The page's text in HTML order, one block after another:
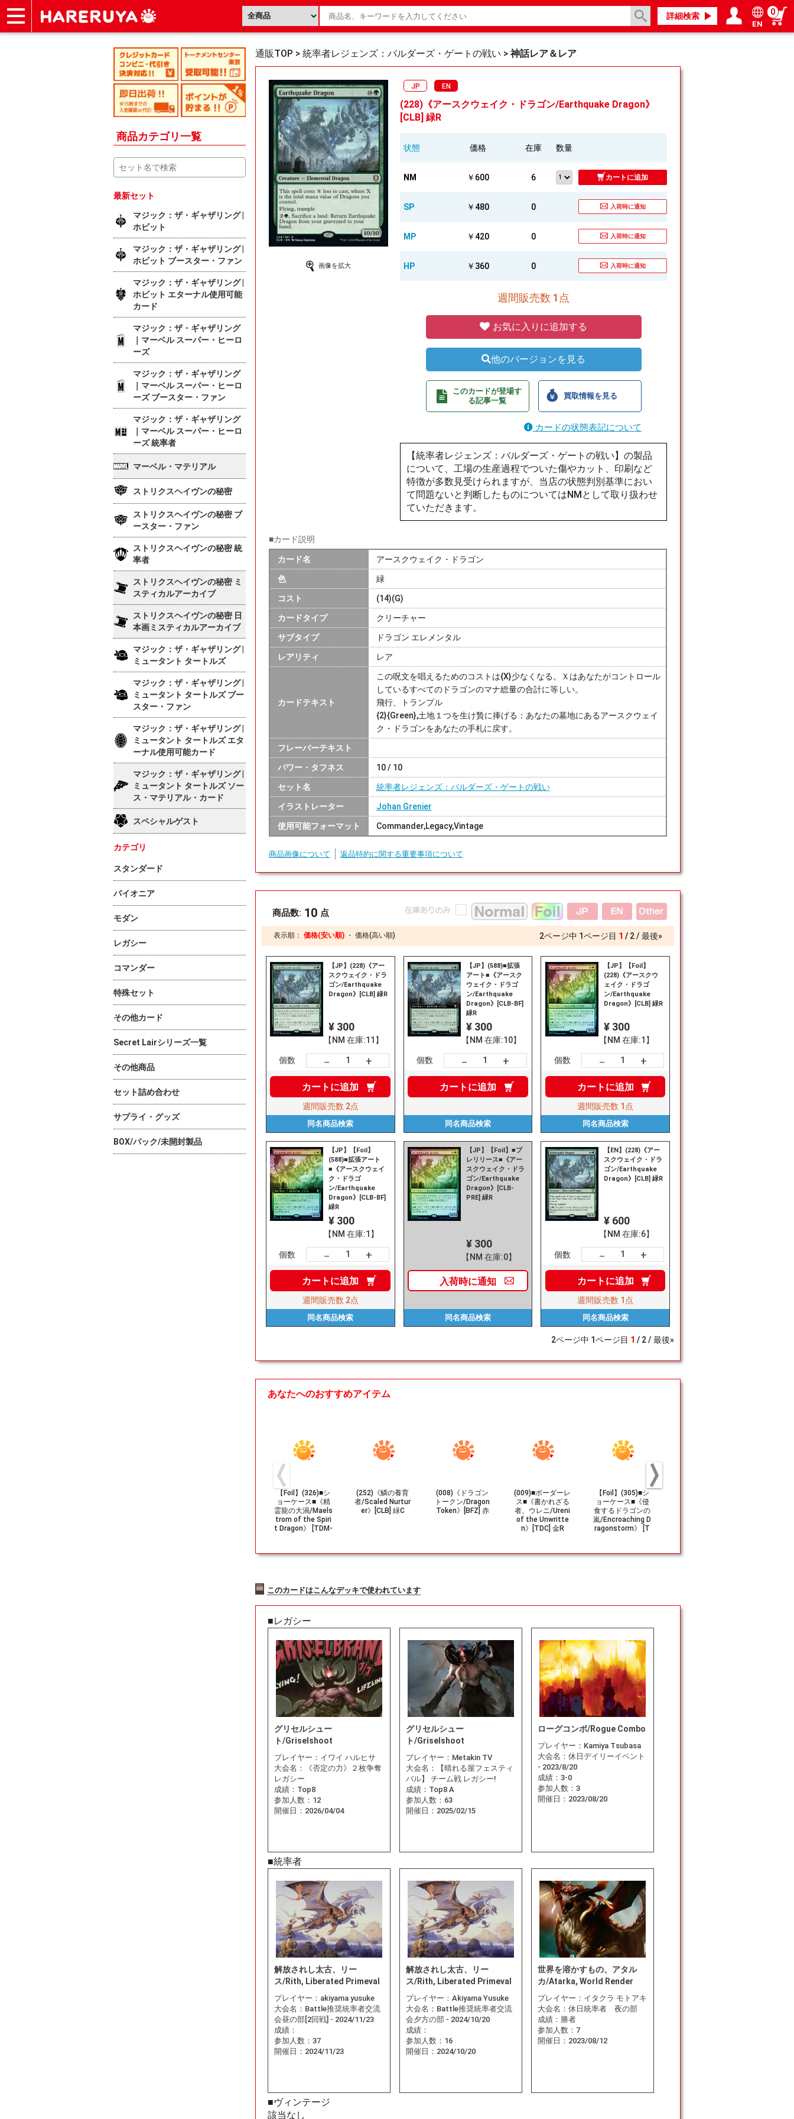
詳細検索
EN
0
商品カテゴリ一覧
通販TOP > 統率者レジェンズ：バルダーズ・ゲートの戦い > 神話レア＆レア
画像を拡大
JP EN
(228)《アースクウェイク・ドラゴン/Earthquake Dragon》
[CLB] 緑R
状態 価格 在庫 数量
NM ￥600 6 カートに追加
SP ￥480 0 入荷時に通知
MP ￥420 0 入荷時に通知
HP ￥360 0 入荷時に通知
週間販売数 1点
お気に入りに追加する
他のバージョンを見る
このカードが登場す
る記事一覧
買取情報を見る
カードの状態表記について
【統率者レジェンズ：バルダーズ・ゲートの戦い】の製品
について、工場の生産過程でついた傷やカット、印刷など
特徴が多数見受けられますが、当店の状態判別基準におい
て問題ないと判断したものについてはNMとして取り扱わせ
ていただきます。
■カード説明
カード名 アースクウェイク・ドラゴン
色 緑
コスト (14)(G)
カードタイプ クリーチャー
サブタイプ ドラゴン エレメンタル
レアリティ レア
カードテキスト
この呪文を唱えるためのコストは{X}少なくなる。Ｘはあなたがコントロール
しているすべてのドラゴンのマナ総量の合計に等しい。
飛行、トランプル
{2}{Green},土地１つを生け贄に捧げる：あなたの墓地にあるアースクウェイ
ク・ドラゴンをあなたの手札に戻す。
フレーバーテキスト
パワー・タフネス 10 / 10
セット名 統率者レジェンズ：バルダーズ・ゲートの戦い
イラストレーター Johan Grenier
使用可能フォーマット Commander,Legacy,Vintage
商品画像について 返品特約に関する重要事項について
商品数: 10 点
表示順： 価格(安い順) ・ 価格(高い順) 2ページ中 1ページ目 1 2 最後»
【JP】(228)《アー
スクウェイク・ドラ
ゴン/Earthquake
Dragon》[CLB] 緑R
¥ 300
【NM 在庫:11】
個数 － +
カートに追加
週間販売数 2点
同名商品検索
【JP】(588)■拡張
アート■《アースク
ウェイク・ドラゴ
ン/Earthquake
Dragon》[CLB-BF]
緑R
¥ 300
【NM 在庫:10】
個数 － +
カートに追加
同名商品検索
【JP】【Foil】
(228)《アースクウ
ェイク・ドラゴ
ン/Earthquake
Dragon》[CLB] 緑R
¥ 300
【NM 在庫:1】
個数 － +
カートに追加
週間販売数 1点
同名商品検索
【JP】【Foil】
(588)■拡張アート
■《アースクウェイ
ク・ドラゴ
ン/Earthquake
Dragon》[CLB-BF]
緑R
¥ 300
【NM 在庫:1】
個数 － +
カートに追加
週間販売数 2点
同名商品検索
【JP】【Foil】■プ
レリリース■《アー
スクウェイク・ドラ
ゴン/Earthquake
Dragon》[CLB-
PRE] 緑R
¥ 300
【NM 在庫:0】
入荷時に通知
同名商品検索
【EN】(228)《アー
スクウェイク・ドラ
ゴン/Earthquake
Dragon》[CLB] 緑R
¥ 600
【NM 在庫:6】
個数 － +
カートに追加
週間販売数 1点
同名商品検索
2ページ中 1ページ目 1 2 最後»
あなたへのおすすめアイテム
【Foil】(326)■シ
ョーケース■《精
霊龍の大渦/Maels
trom of the Spiri
t Dragon》 [TDM-
(252)《鱗の養育
者/Scaled Nurtur
er》[CLB] 緑C
(008)《ドラゴン
トークン/Dragon
Token》[BFZ] 赤
(009)■ボーダーレ
ス■《書かれざる
者、ウレニ/Ureni
of the Unwritte
n》[TDC] 金R
【Foil】(305)■シ
ョーケース■《侵
食するドラゴンの
嵐/Encroaching D
ragonstorm》 [T
このカードはこんなデッキで使われています
■レガシー
グリセルシュー
ト/Griselshoot
プレイヤー： イワイ ハルヒサ
大会名：
《否定の力》２枚争奪
レガシー
成績： Top8
参加人数： 12
開催日： 2026/04/04
グリセルシュー
ト/Griselshoot
プレイヤー： Metakin TV
大会名：
【晴れる屋フェスティ
バル】 チーム戦 レガシー!
成績： Top8 A
参加人数： 63
開催日： 2025/02/15
ローグコンボ/Rogue Combo
プレイヤー： Kamiya Tsubasa
大会名： 休日デイリーイベント
- 2023/8/20
成績： 3-0
参加人数： 3
開催日： 2023/08/20
■統率者
解放されし太古、リー
ス/Rith, Liberated Primeval
プレイヤー： akiyama yusuke
大会名： Battle推奨統率者交流
会昼の部[2回戦] - 2024/11/23
成績：
参加人数： 37
開催日： 2024/11/23
解放されし太古、リー
ス/Rith, Liberated Primeval
プレイヤー： Akiyama Yusuke
大会名： Battle推奨統率者交流
会夕方の部 - 2024/10/20
成績：
参加人数： 16
開催日： 2024/10/20
世界を溶かすもの、アタル
カ/Atarka, World Render
プレイヤー： イタクラ モトアキ
大会名： 休日統率者 夜の部
成績： 勝者
参加人数： 7
開催日： 2023/08/12
■ヴィンテージ
該当なし